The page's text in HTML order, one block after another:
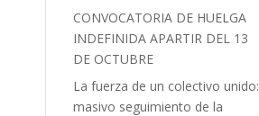
CONVOCATORIA DE HUELGA
INDEFINIDA APARTIR DEL 13
DE OCTUBRE
La fuerza de un colectivo unido:
masivo seguimiento de la